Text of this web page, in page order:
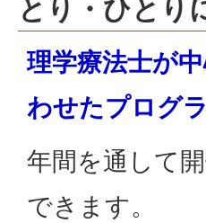
とり・ひとり
理学療法士が
わせたプログ
年間を通して
できます。